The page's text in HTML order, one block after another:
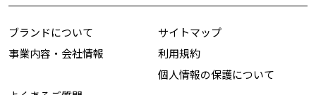
ブランドについて
事業内容・会社情報
サイトマップ
利用規約
個人情報の保護について